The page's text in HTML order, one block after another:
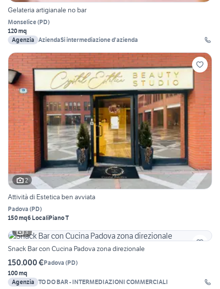
Gelateria artigianale no bar
Monselice(PD)
120 mq
Agenzia AziendaSi intermediazione d'azienda
2
Attività di Estetica ben avviata
Padova (PD)
150 mq6 LocaliPiano T
3
Snack Bar con Cucina Padova zona direzionale
150.000 €Padova (PD)
100 mq
Agenzia TO DO BAR - INTERMEDIAZIONI COMMERCIALI